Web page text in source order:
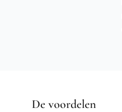
De voordelen